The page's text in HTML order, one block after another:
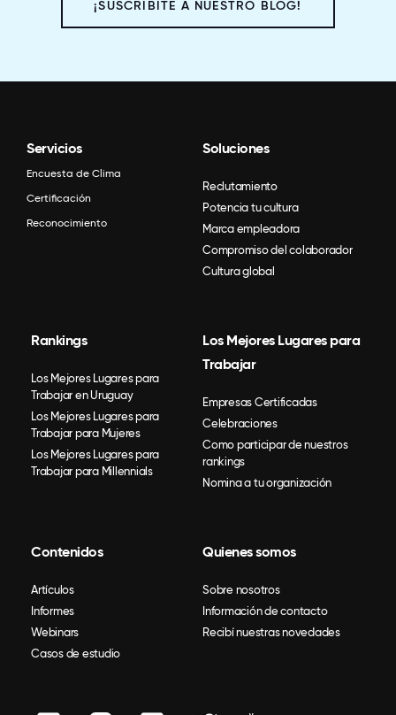
¡SUSCRIBITE A NUESTRO BLOG!
Servicios
Encuesta de Clima
Certificación
Reconocimiento
Soluciones
Reclutamiento
Potencia tu cultura
Marca empleadora
Compromiso del colaborador
Cultura global
Rankings
Los Mejores Lugares para
Trabajar en Uruguay
Los Mejores Lugares para
Trabajar para Mujeres
Los Mejores Lugares para
Trabajar para Millennials
Los Mejores Lugares para
Trabajar
Empresas Certificadas
Celebraciones
Como participar de nuestros
rankings
Nomina a tu organización
Contenidos
Artículos
Informes
Webinars
Casos de estudio
Quienes somos
Sobre nosotros
Información de contacto
Recibí nuestras novedades